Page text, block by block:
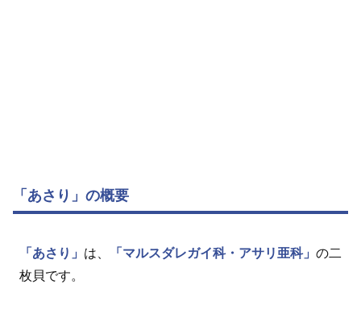
「あさり」の概要
「あさり」 は、 「マルスダレガイ科・アサリ亜科」 の二
枚貝です。